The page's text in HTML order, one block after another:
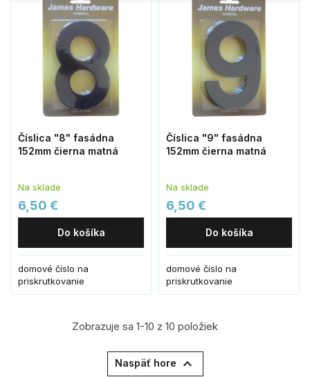
Číslica "8" fasádna
152mm čierna matná
Na sklade
6,50 €
Do košíka
domové číslo na
priskrutkovanie
Číslica "9" fasádna
152mm čierna matná
Na sklade
6,50 €
Do košíka
domové číslo na
priskrutkovanie
Zobrazuje sa 1-10 z 10 položiek
Naspäť hore 